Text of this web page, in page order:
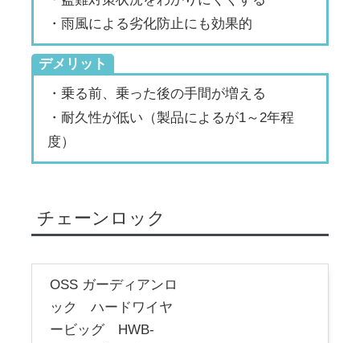
・雨風による劣化防止にも効果的
デメリット
・乗る前、乗った後の手間が増える
・耐久性が低い（製品によるが1～2年程
度）
チェーンロック
OSS ガーディアンロ
ック ハードワイヤ
ービッグ HWB-